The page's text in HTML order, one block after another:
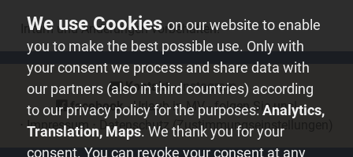
Irrtum und Änderungen vorbehalten!
Kontakt ⋅ instagram ⋅
facebook- Urlaub in MV - folgen Sie uns!
Impressum ⋅ Datenschutz (Zustimmungseinstellungen)
on our website to enable
you to make the best possible use. Only with
your consent we process and share data with
our partners (also in third countries) according
to our privacy policy for the purposes:Analytics,
Translation, Maps. We thank you for your
consent. You can revoke your consent at any